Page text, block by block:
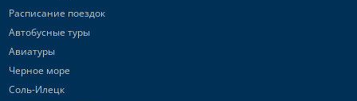
Расписание поездок
Автобусные туры
Авиатуры
Черное море
Соль-Илецк